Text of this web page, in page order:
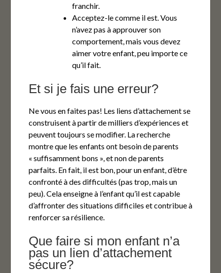
franchir.
Acceptez-le comme il est. Vous
n’avez pas à approuver son
comportement, mais vous devez
aimer votre enfant, peu importe ce
qu’il fait.
Et si je fais une erreur?
Ne vous en faites pas! Les liens d’attachement se
construisent à partir de milliers d’expériences et
peuvent toujours se modifier. La recherche
montre que les enfants ont besoin de parents
« suffisamment bons », et non de parents
parfaits. En fait, il est bon, pour un enfant, d’être
confronté à des difficultés (pas trop, mais un
peu). Cela enseigne à l’enfant qu’il est capable
d’affronter des situations difficiles et contribue à
renforcer sa résilience.
Que faire si mon enfant n’a
pas un lien d’attachement
sécure?